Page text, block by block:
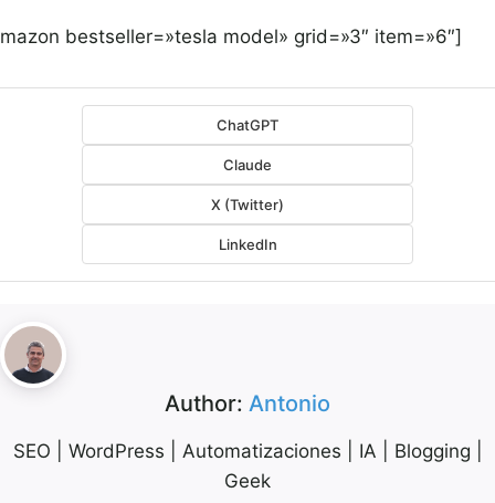
bestseller=»tesla model» grid=»3″ item=»6″]
ChatGPT
Claude
X (Twitter)
LinkedIn
Author: Antonio
SEO | WordPress | Automatizaciones | IA | Blogging |
Geek